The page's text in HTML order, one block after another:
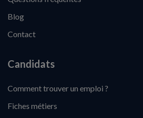
Blog
Contact
Candidats
Comment trouver un emploi ?
Fiches métiers